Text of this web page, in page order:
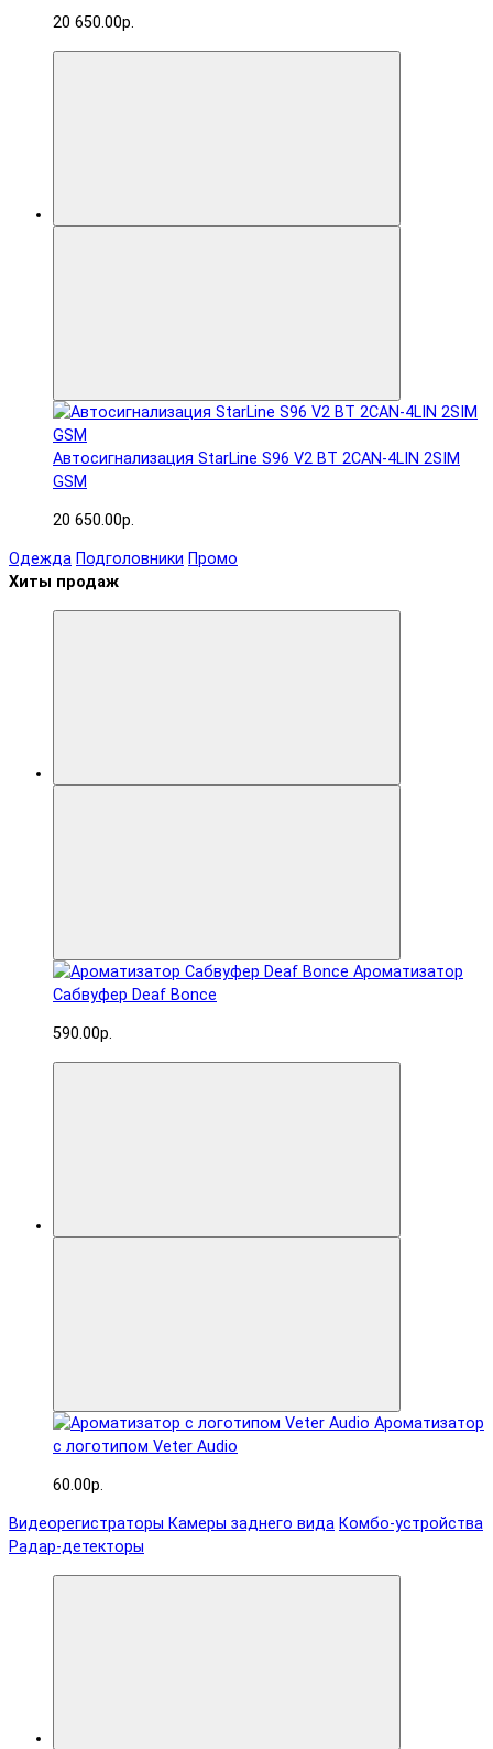
20 650.00р.
Автосигнализация StarLine S96 V2 BT 2CAN-4LIN 2SIM
GSM
20 650.00р.
Одежда Подголовники Промо
Хиты продаж
Ароматизатор
Сабвуфер Deaf Bonce
590.00р.
Ароматизатор
с логотипом Veter Audio
60.00р.
Видеорегистраторы Камеры заднего вида Комбо-устройства
Радар-детекторы